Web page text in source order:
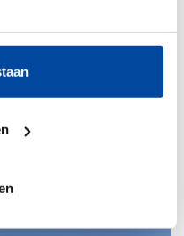
graag:
uw geografische
nauwkeurig kan zijn
(fingerprinting)
het